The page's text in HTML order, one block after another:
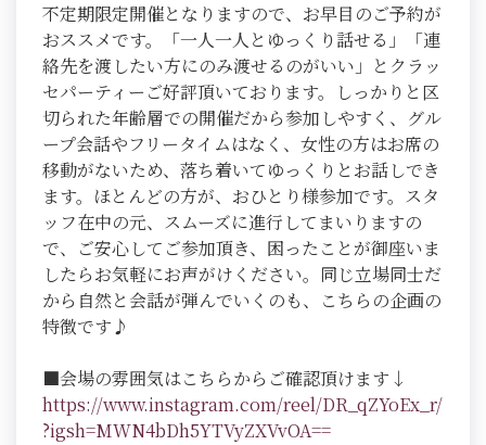
不定期限定開催となりますので、お早目のご予約が
おススメです。「一人一人とゆっくり話せる」「連
絡先を渡したい方にのみ渡せるのがいい」とクラッ
セパーティーご好評頂いております。しっかりと区
切られた年齢層での開催だから参加しやすく、グル
ープ会話やフリータイムはなく、女性の方はお席の
移動がないため、落ち着いてゆっくりとお話しでき
ます。ほとんどの方が、おひとり様参加です。スタ
ッフ在中の元、スムーズに進行してまいりますの
で、ご安心してご参加頂き、困ったことが御座いま
したらお気軽にお声がけください。同じ立場同士だ
から自然と会話が弾んでいくのも、こちらの企画の
特徴です♪
■会場の雰囲気はこちらからご確認頂けます↓
https://www.instagram.com/reel/DR_qZYoEx_r/
?igsh=MWN4bDh5YTVyZXVvOA==